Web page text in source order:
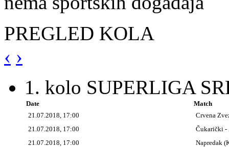
PREGLED KOLA
‹ ›
1. kolo SUPERLIGA
Date
Match
21.07.2018, 17:00
Crvena
21.07.2018, 17:00
Čukarički -
21.07.2018, 17:00
Napredak